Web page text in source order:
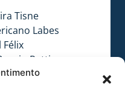
Tisne
Labes
Félix
Ratti
Alcides Zawaski